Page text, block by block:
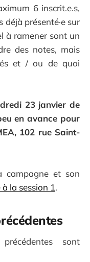
6 inscrit.e.s,
déjà présenté·e sur
à ramener sont un
des notes, mais
et / ou de quoi
23 janvier de
en avance pour
102 rue Saint-
campagne et son
la session 1.
sont